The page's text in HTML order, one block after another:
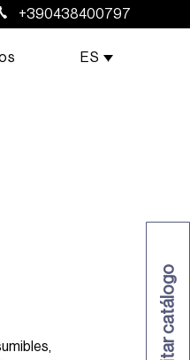
+390438400797
ES
Solicitar catálogo